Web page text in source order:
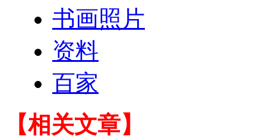
书画照片
资料
百家
【相关文章】